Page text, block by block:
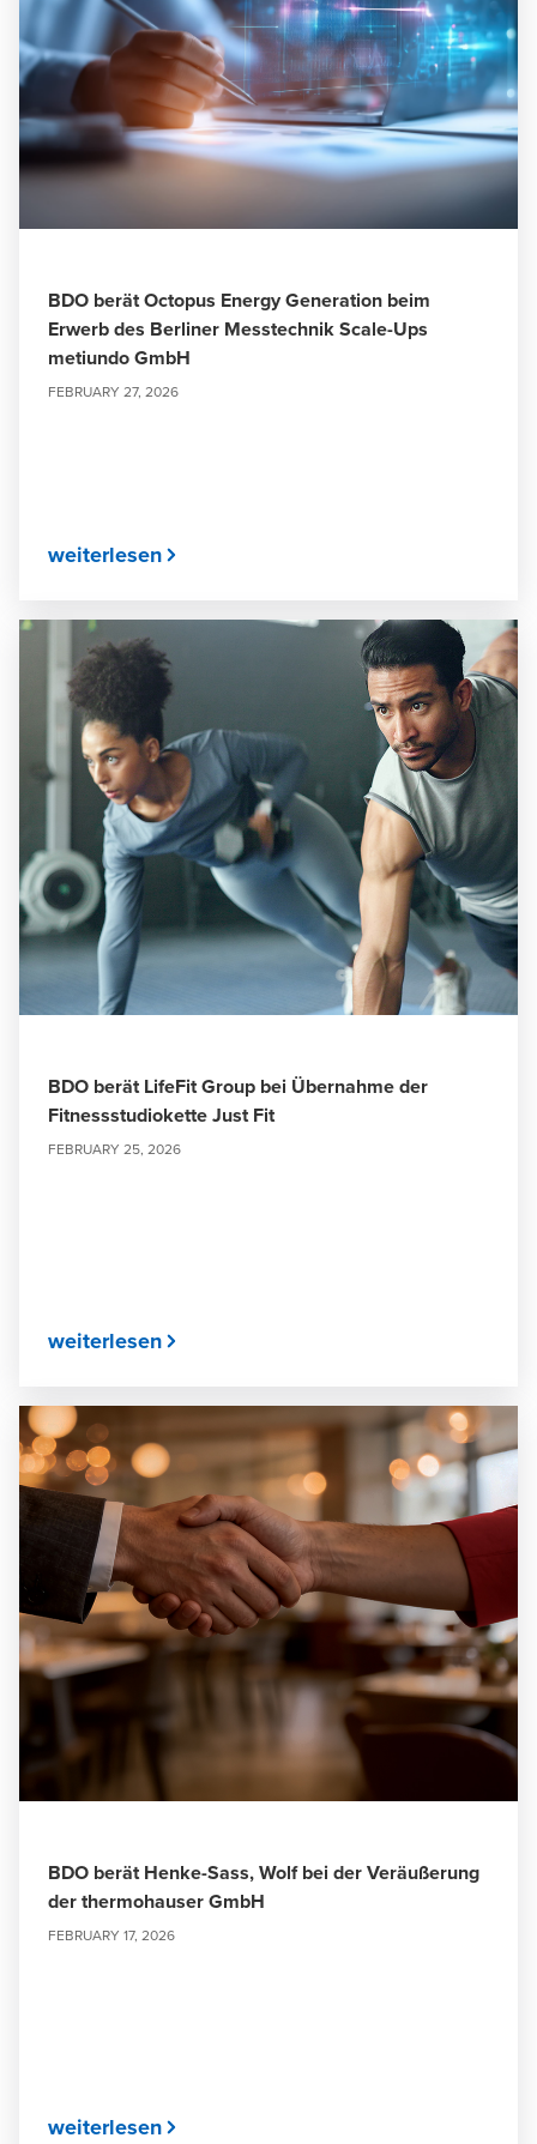
BDO berät Octopus Energy Generation beim
Erwerb des Berliner Messtechnik Scale-Ups
metiundo GmbH
FEBRUARY 27, 2026
weiterlesen
BDO berät LifeFit Group bei Übernahme der
Fitnessstudiokette Just Fit
FEBRUARY 25, 2026
weiterlesen
BDO berät Henke-Sass, Wolf bei der Veräußerung
der thermohauser GmbH
FEBRUARY 17, 2026
weiterlesen